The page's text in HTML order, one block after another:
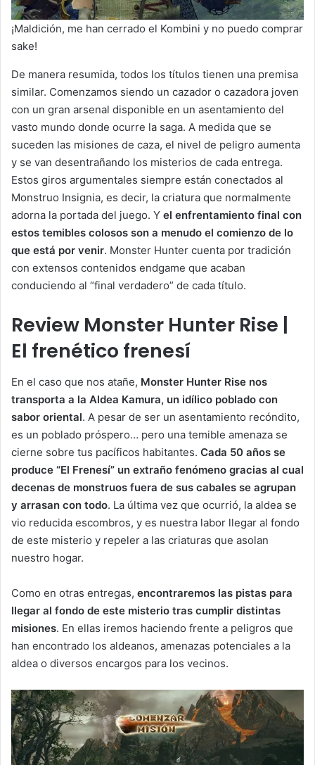
¡Maldición, me han cerrado el Kombini y no puedo comprar
sake!
De manera resumida, todos los títulos tienen una premisa
similar. Comenzamos siendo un cazador o cazadora joven
con un gran arsenal disponible en un asentamiento del
vasto mundo donde ocurre la saga. A medida que se
suceden las misiones de caza, el nivel de peligro aumenta
y se van desentrañando los misterios de cada entrega.
Estos giros argumentales siempre están conectados al
Monstruo Insignia, es decir, la criatura que normalmente
adorna la portada del juego. Y el enfrentamiento final con
estos temibles colosos son a menudo el comienzo de lo
que está por venir. Monster Hunter cuenta por tradición
con extensos contenidos endgame que acaban
conduciendo al “final verdadero” de cada título.
Review Monster Hunter Rise |
El frenético frenesí
En el caso que nos atañe, Monster Hunter Rise nos
transporta a la Aldea Kamura, un idílico poblado con
sabor oriental. A pesar de ser un asentamiento recóndito,
es un poblado próspero… pero una temible amenaza se
cierne sobre tus pacíficos habitantes. Cada 50 años se
produce “El Frenesí” un extraño fenómeno gracias al cual
decenas de monstruos fuera de sus cabales se agrupan
y arrasan con todo. La última vez que ocurrió, la aldea se
vio reducida escombros, y es nuestra labor llegar al fondo
de este misterio y repeler a las criaturas que asolan
nuestro hogar.
Como en otras entregas, encontraremos las pistas para
llegar al fondo de este misterio tras cumplir distintas
misiones. En ellas iremos haciendo frente a peligros que
han encontrado los aldeanos, amenazas potenciales a la
aldea o diversos encargos para los vecinos.